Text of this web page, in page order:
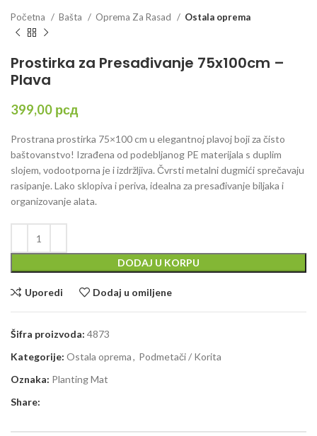
Početna Bašta Oprema Za Rasad Ostala oprema
Prostirka za Presađivanje 75x100cm –
Plava
399,00 рсд
Prostrana prostirka 75×100 cm u elegantnoj plavoj boji za čisto
baštovanstvo! Izrađena od podebljanog PE materijala s duplim
slojem, vodootporna je i izdržljiva. Čvrsti metalni dugmići sprečavaju
rasipanje. Lako sklopiva i periva, idealna za presađivanje biljaka i
organizovanje alata.
DODAJ U KORPU
Uporedi Dodaj u omiljene
Šifra proizvoda: 4873
Kategorije: Ostala oprema, Podmetači / Korita
Oznaka: Planting Mat
Share: